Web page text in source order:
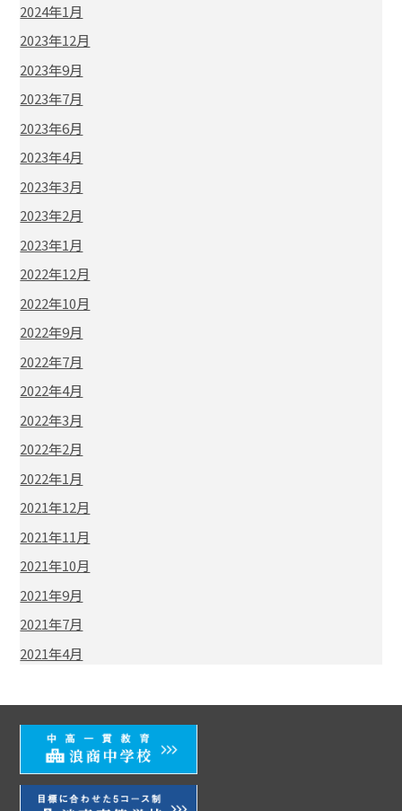
2024年1月
2023年12月
2023年9月
2023年7月
2023年6月
2023年4月
2023年3月
2023年2月
2023年1月
2022年12月
2022年10月
2022年9月
2022年7月
2022年4月
2022年3月
2022年2月
2022年1月
2021年12月
2021年11月
2021年10月
2021年9月
2021年7月
2021年4月